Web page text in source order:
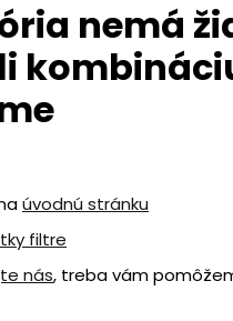
nemá
úvodnú stránku
filtre
nás, treba vám